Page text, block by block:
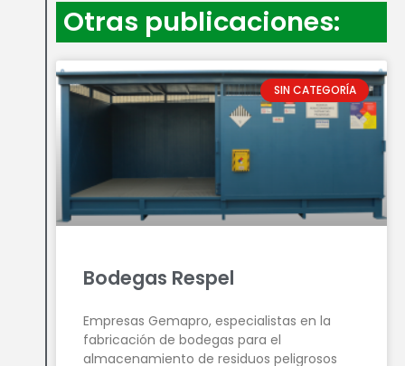
Otras publicaciones:
SIN CATEGORÍA
Bodegas Respel
Empresas Gemapro, especialistas en la
fabricación de bodegas para el
almacenamiento de residuos peligrosos